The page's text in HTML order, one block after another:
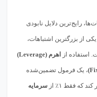
رایج‌ترین دلایل نابودی
از بزرگترین اشتباهات،
استفاده از اهرم (Leverage)
، یک فرمول تضمین‌شده
فقط ۱٪ از سرمایه